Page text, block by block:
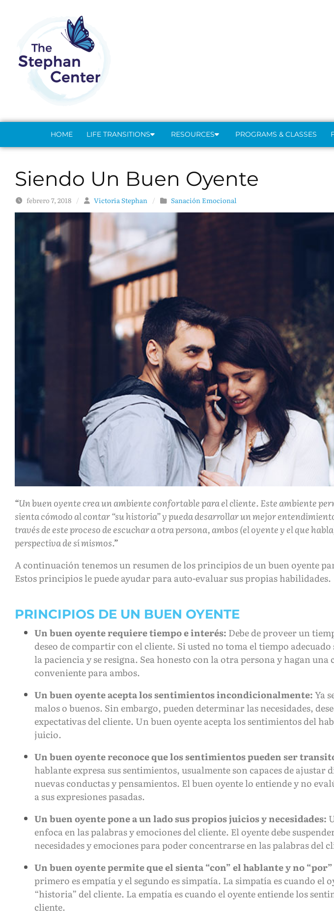
HOME LIFE TRANSITIONS RESOURCES PROGRAMS & CLASSES
Siendo Un Buen Oyente
febrero 7, 2018 / Victoria Stephan / Sanación Emocional
Un buen oyente crea un ambiente confortable para el cliente. Este ambiente
sienta cómodo al contar “su historia” y pueda desarrollar un mejor
través de este proceso de escuchar a otra persona, ambos (el oyente y el que
perspectiva de sí mismos.
A continuación tenemos un resumen de los principios de un buen oyente
Estos principios le puede ayudar para auto-evaluar sus propias habilidades.
PRINCIPIOS DE UN BUEN OYENTE
Un buen oyente requiere tiempo e interés: Debe de proveer un
deseo de compartir con el cliente. Si usted no toma el tiempo
la paciencia y se resigna. Sea honesto con la otra persona y hagan una
conveniente para ambos.
Un buen oyente acepta los sentimientos incondicionalmente:Ya
malos o buenos. Sin embargo, pueden determinar las necesidades,
expectativas del cliente. Un buen oyente acepta los sentimientos del
juicio.
Un buen oyente reconoce que los sentimientos pueden ser
hablante expresa sus sentimientos, usualmente son capaces de ajustar
nuevas conductas y pensamientos. El buen oyente lo entiende y no
a sus expresiones pasadas.
Un buen oyente pone a un lado sus propios juicios y necesidades:
enfoca en las palabras y emociones del cliente. El oyente debe
necesidades y emociones para poder concentrarse en las palabras del
Un buen oyente permite que el sienta “con” el hablante y no
primero es empatía y el segundo es simpatía. La simpatía es cuando el
“historia” del cliente. La empatía es cuando el oyente entiende los
cliente.